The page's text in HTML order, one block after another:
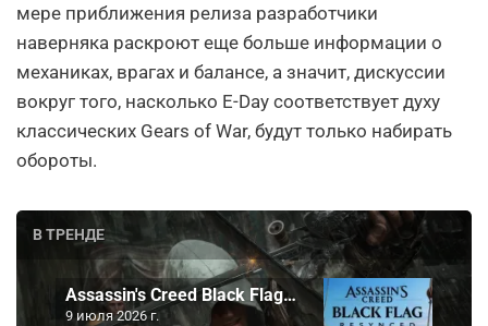
мере приближения релиза разработчики
наверняка раскроют еще больше информации о
механиках, врагах и балансе, а значит, дискуссии
вокруг того, насколько E-Day соответствует духу
классических Gears of War, будут только набирать
обороты.
В ТРЕНДЕ
Assassin's Creed Black Flag…
9 июля 2026 г.